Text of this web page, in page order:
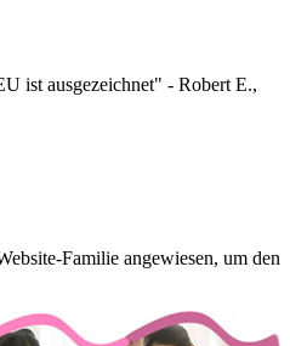
ist ausgezeichnet" - Robert E.,
Familie angewiesen, um den